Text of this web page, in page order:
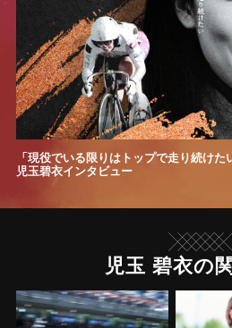
「現役でいる限りはトップで走り続け
児玉碧衣インタビュー
児玉 碧衣の